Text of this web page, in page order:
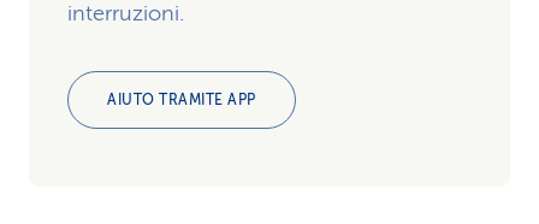
interruzioni.
AIUTO TRAMITE APP